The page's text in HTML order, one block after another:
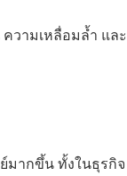
วามเหลื่อมล้ำ แล
มากขึ้น ทั้งในธุรกิ